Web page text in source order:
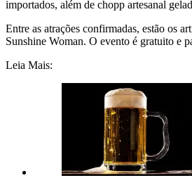
importados, além de chopp artesanal
Entre as atrações confirmadas, estão os
Sunshine Woman. O evento é gratuito e
Leia Mais: